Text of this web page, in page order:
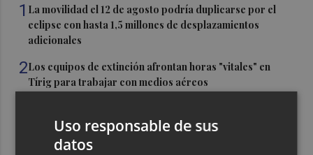
1 La movilidad el 12 de agosto podría duplicarse por el
eclipse con hasta 1,5 millones de desplazamientos
adicionales
2Los equipos de extinción afrontan horas "vitales" en
Tírig para trabajar con medios aéreos
seguridad por el eclipse del día 12, con más de 24.000
efectivos
Uso responsable de sus
datos